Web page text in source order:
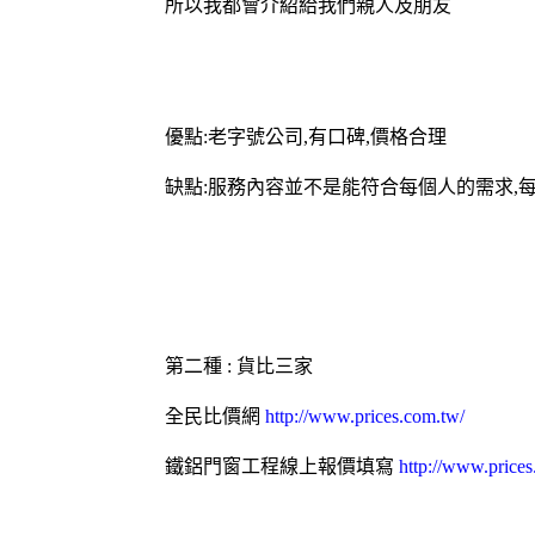
所以我都會介紹給我們親人及朋友
優點:老字號公司,有口碑,價格合理
缺點:服務內容並不是能符合每個人的需求,
第二種 : 貨比三家
全民比價網 http://www.prices.com.tw/
鐵鋁門窗工程線上報價填寫 http://